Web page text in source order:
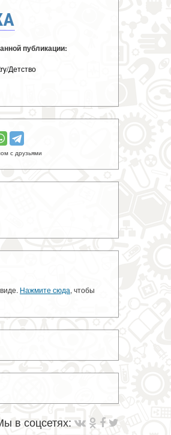
публикации:
Детство
с друзьями
Нажмите сюда, чтобы
в соцсетях: